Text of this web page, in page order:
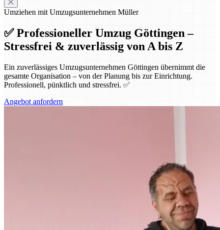
Umziehen mit Umzugsunternehmen Müller
✅ Professioneller Umzug Göttingen –
Stressfrei & zuverlässig von A bis Z
Ein zuverlässiges Umzugsunternehmen Göttingen übernimmt die
gesamte Organisation – von der Planung bis zur Einrichtung.
Professionell, pünktlich und stressfrei. ✅
Angebot anfordern